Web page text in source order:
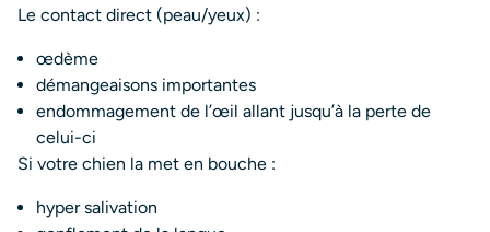
Le contact direct (peau/yeux) :
œdème
démangeaisons importantes
endommagement de l’œil allant jusqu’à la perte de
celui-ci
Si votre chien la met en bouche :
hyper salivation